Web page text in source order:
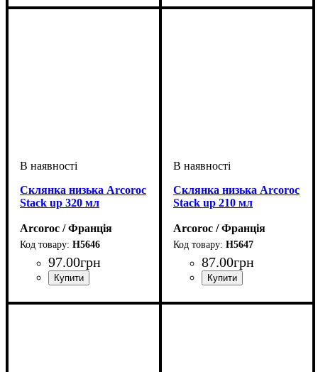
Склянка низька Arcoroc
Stack up 320 мл
Arcoroc / Франція
H5646
97.00грн
Склянка низька Arcoroc
Stack up 210 мл
Arcoroc / Франція
H5647
87.00грн